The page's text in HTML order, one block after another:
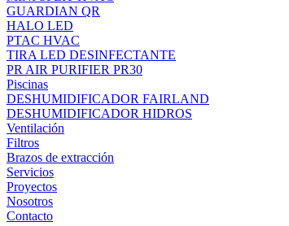
GUARDIAN QR
HALO LED
PTAC HVAC
TIRA LED DESINFECTANTE
PR AIR PURIFIER PR30
Piscinas
DESHUMIDIFICADOR FAIRLAND
DESHUMIDIFICADOR HIDROS
Ventilación
Filtros
Brazos de extracción
Servicios
Proyectos
Nosotros
Contacto